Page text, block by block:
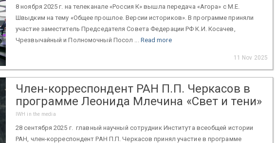
8 ноября 2025 г. на телеканале «Россия К» вышла передача «Агора» с М.Е.
Швыдким на тему «Общее прошлое. Версии историков». В программе приняли
участие заместитель Председателя Совета Федерации РФ К.И. Косачев,
Чрезвычайный и Полномочный Посол ... Read more
11 Nov 2025
Член-корреспондент РАН П.П. Черкасов в
программе Леонида Млечина «Свет и тени»
IWH in the media
28 сентября 2025 г. главный научный сотрудник Института всеобщей истории
РАН, член-корреспондент РАН П.П. Черкасов принял участие в программе